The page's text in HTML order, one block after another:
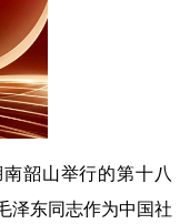
韶山举行的第十八
泽东同志作为中国社